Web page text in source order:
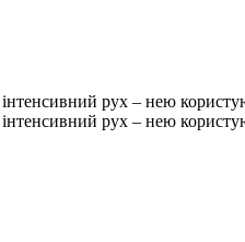
рух – нею
рух – нею